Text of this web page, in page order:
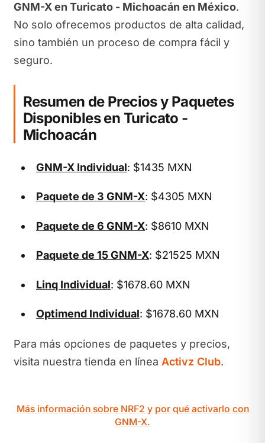
GNM-X en Turicato - Michoacán en México.
No solo ofrecemos productos de alta calidad,
sino también un proceso de compra fácil y
seguro.
Resumen de Precios y Paquetes
Disponibles en Turicato -
Michoacán
GNM-X Individual: $1435 MXN
Paquete de 3 GNM-X: $4305 MXN
Paquete de 6 GNM-X: $8610 MXN
Paquete de 15 GNM-X: $21525 MXN
Linq Individual: $1678.60 MXN
Optimend Individual: $1678.60 MXN
Para más opciones de paquetes y precios,
visita nuestra tienda en línea Activz Club.
Más información sobre NRF2 y por qué activarlo con
GNM-X.